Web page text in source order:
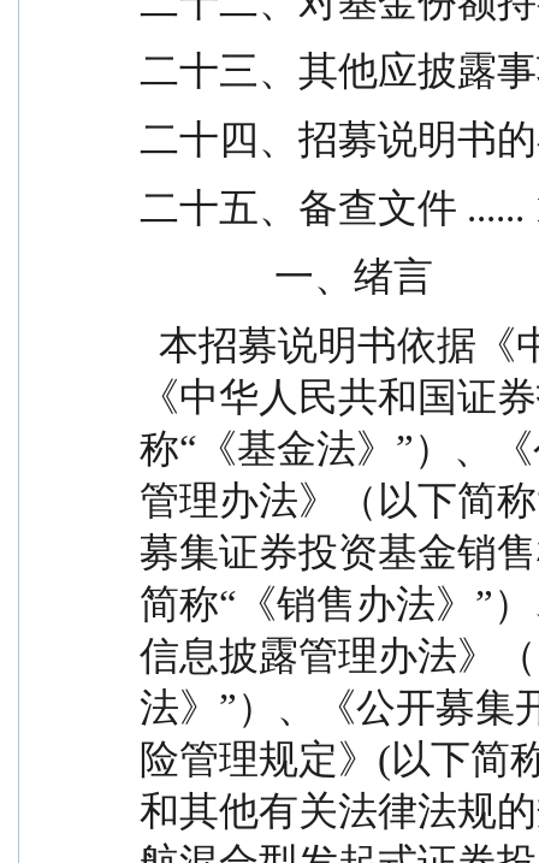
二十三、其他应披露事
二十四、招募说明书
二十五、备查文件 ......
              一、绪言
《中华人民共和国证
称“《基金法》”）、
管理办法》（以下简
募集证券投资基金销
简称“《销售办法》”
信息披露管理办法》
法》”）、《公开募集
险管理规定》(以下简
和其他有关法律法规